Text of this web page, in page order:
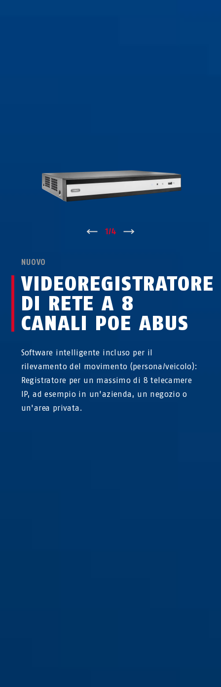
↑ 1/4
NUOVO
VIDEOREGISTRATORE
DI RETE A 8
CANALI POE ABUS
Software intelligente incluso per il
rilevamento del movimento (persona/veicolo):
Registratore per un massimo di 8 telecamere
IP, ad esempio in un'azienda, un negozio o
un'area privata.